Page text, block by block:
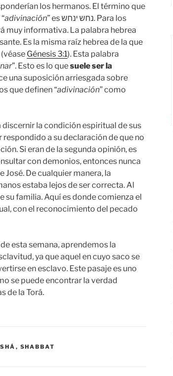
los hermanos. El término que
adivinación” es נחש ינחש. Para los
muy informativa. La palabra hebrea
Es la misma raíz hebrea de la que
(véase Génesis 3:1). Esta palabra
”. Esto es lo quesuele ser la
una suposición arriesgada sobre
que definen “adivinación” como
la condición espiritual de sus
respondido a su declaración de que no
Si eran de la segunda opinión, es
con demonios, entonces nunca
De cualquier manera, la
estaba lejos de ser correcta. Al
su familia. Aquí es donde comienza el
con el reconocimiento del pecado
esta semana, aprendemos la
ya que aquel en cuyo saco se
en esclavo. Este pasaje es uno
se puede encontrar la verdad
de la Torá.
, SHABBAT